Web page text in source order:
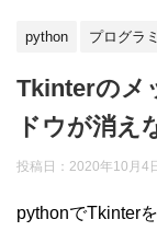
python プログラ
Tkinterのメ
ドウが消え
投稿日： 2020年10月4
pythonでTkinter